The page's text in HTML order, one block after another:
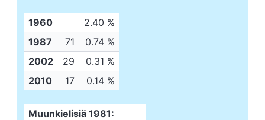
1960
2.40 %
1987
71
0.74 %
2002
29
0.31 %
2010
17 0.14 %
Muunkielisiä 1981: